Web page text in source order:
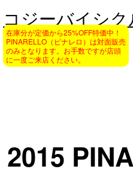
コジーバイシク
Frame Set
2015
在庫分が定価から25%OFF特価中！
PINARELLO（ピナレロ）は対面販売
のみとなります。お手数ですが店頭
に一度ご来店ください。